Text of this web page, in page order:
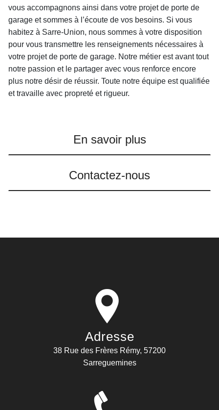
vous accompagnons ainsi dans votre projet de porte de
garage et sommes à l’écoute de vos besoins. Si vous
habitez à Sarre-Union, nous sommes à votre disposition
pour vous transmettre les renseignements nécessaires à
votre projet de porte de garage. Notre métier est avant tout
notre passion et le partager avec vous renforce encore
plus notre désir de réussir. Toute notre équipe est qualifiée
et travaille avec propreté et rigueur.
En savoir plus
Contactez-nous
Adresse
38 Rue des Frères Rémy, 57200
Sarreguemines